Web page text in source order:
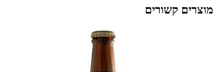
מוצרים קשורים